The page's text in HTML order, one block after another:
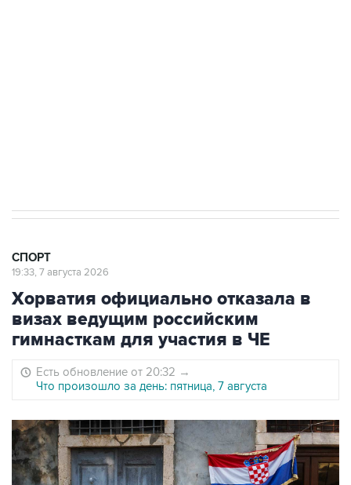
СПОРТ
19:33, 7 августа 2026
Хорватия официально отказала в
визах ведущим российским
гимнасткам для участия в ЧЕ
Есть обновление от 20:32 →
Что произошло за день: пятница, 7 августа